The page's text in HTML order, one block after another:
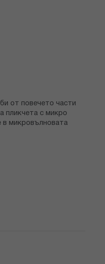
от повечето части
пликчета с микро
в микровълновата